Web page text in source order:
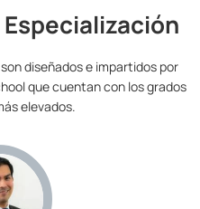
diseñados e impartidos por
que cuentan con los grados
elevados.